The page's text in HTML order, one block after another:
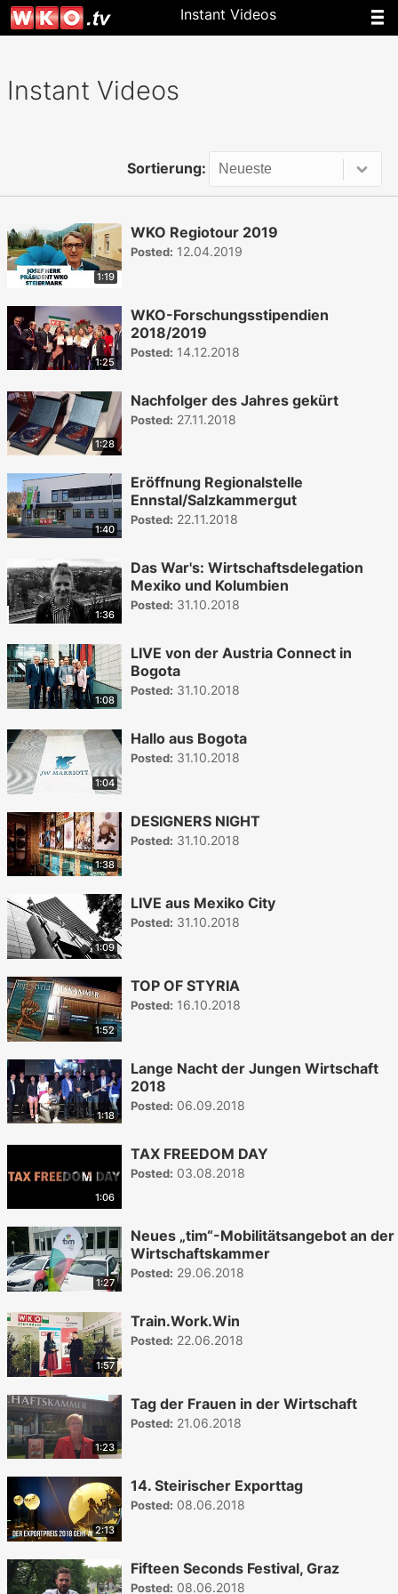
Instant Videos
Instant Videos
Sortierung:
1:19
WKO Regiotour 2019
Posted: 12.04.2019
1:25
WKO-Forschungsstipendien
2018/2019
Posted: 14.12.2018
1:28
Nachfolger des Jahres gekürt
Posted: 27.11.2018
1:40
Eröffnung Regionalstelle
Ennstal/Salzkammergut
Posted: 22.11.2018
1:36
Das War's: Wirtschaftsdelegation
Mexiko und Kolumbien
Posted: 31.10.2018
1:08
LIVE von der Austria Connect in
Bogota
Posted: 31.10.2018
1:04
Hallo aus Bogota
Posted: 31.10.2018
1:38
DESIGNERS NIGHT
Posted: 31.10.2018
1:09
LIVE aus Mexiko City
Posted: 31.10.2018
1:52
TOP OF STYRIA
Posted: 16.10.2018
1:18
Lange Nacht der Jungen Wirtschaft
2018
Posted: 06.09.2018
1:06
TAX FREEDOM DAY
Posted: 03.08.2018
1:27
Neues „tim“-Mobilitätsangebot an der
Wirtschaftskammer
Posted: 29.06.2018
1:57
Train.Work.Win
Posted: 22.06.2018
1:23
Tag der Frauen in der Wirtschaft
Posted: 21.06.2018
2:13
14. Steirischer Exporttag
Posted: 08.06.2018
Fifteen Seconds Festival, Graz
Posted: 08.06.2018